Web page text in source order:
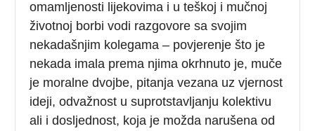
omamljenosti lijekovima i u teškoj i mučnoj
životnoj borbi vodi razgovore sa svojim
nekadašnjim kolegama – povjerenje što je
nekada imala prema njima okrhnuto je, muče
je moralne dvojbe, pitanja vezana uz vjernost
ideji, odvažnost u suprotstavljanju kolektivu
ali i dosljednost, koja je možda narušena od